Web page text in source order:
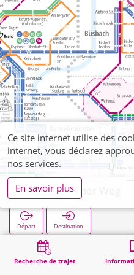
Recherche de trajet
Liester Grüner Weg
Départ Destination
Démarrage Recherche Liester Grüner Weg
Ce site internet utilise des
internet, vous déclarez
nos services.
En savoir plus